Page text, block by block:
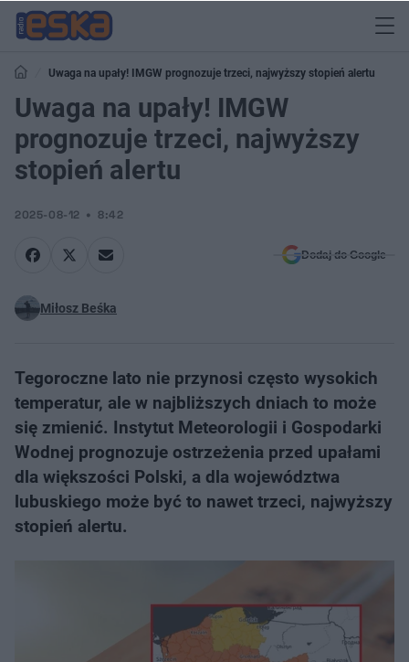
Uwaga na upały! IMGW prognozuje trzeci, najwyższy stopień alertu
Uwaga na upały! IMGW
prognozuje trzeci, najwyższy
stopień alertu
2025-08-12 8:42
Dodaj do Google
Miłosz Beśka
Tegoroczne lato nie przynosi często wysokich
temperatur, ale w najbliższych dniach to może
się zmienić. Instytut Meteorologii i Gospodarki
Wodnej prognozuje ostrzeżenia przed upałami
dla większości Polski, a dla województwa
lubuskiego może być to nawet trzeci, najwyższy
stopień alertu.